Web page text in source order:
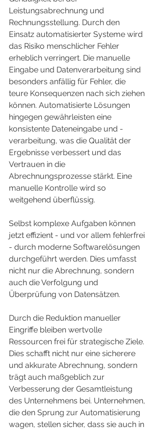
Leistungsabrechnung und
Rechnungsstellung. Durch den
Einsatz automatisierter Systeme wird
das Risiko menschlicher Fehler
erheblich verringert. Die manuelle
Eingabe und Datenverarbeitung sind
besonders anfällig für Fehler, die
teure Konsequenzen nach sich ziehen
können. Automatisierte Lösungen
hingegen gewährleisten eine
konsistente Dateneingabe und -
verarbeitung, was die Qualität der
Ergebnisse verbessert und das
Vertrauen in die
Abrechnungsprozesse stärkt. Eine
manuelle Kontrolle wird so
weitgehend überflüssig.
Selbst komplexe Aufgaben können
jetzt effizient - und vor allem fehlerfrei
- durch moderne Softwarelösungen
durchgeführt werden. Dies umfasst
nicht nur die Abrechnung, sondern
auch die Verfolgung und
Überprüfung von Datensätzen.
Durch die Reduktion manueller
Eingriffe bleiben wertvolle
Ressourcen frei für strategische Ziele.
Dies schafft nicht nur eine sicherere
und akkurate Abrechnung, sondern
trägt auch maßgeblich zur
Verbesserung der Gesamtleistung
des Unternehmens bei. Unternehmen,
die den Sprung zur Automatisierung
wagen, stellen sicher, dass sie auch in